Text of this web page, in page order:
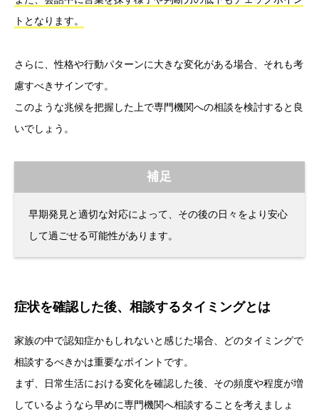
トとなります。
さらに、性格や行動パターンに大きな変化がある場合、それも考
慮すべきサインです。
このような兆候を把握した上で専門機関への相談を検討すると良
いでしょう。
補足
早期発見と適切な対応によって、その後の日々をより安心
して過ごせる可能性があります。
症状を確認した後、相談するタイミングとは
家族の中で認知症かもしれないと感じた場合、どのタイミングで
相談するべきかは重要なポイントです。
まず、日常生活における変化を確認した後、その頻度や程度が増
しているようなら早めに専門機関へ相談することを考えましょ